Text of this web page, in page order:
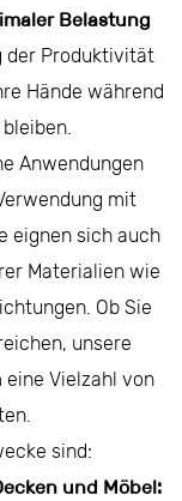
Belastung
der Produktivität
Hände während
Anwendungen
mit
eignen sich auch
Materialien wie
Ob Sie
unsere
eine Vielzahl von
sind:
und Möbel: